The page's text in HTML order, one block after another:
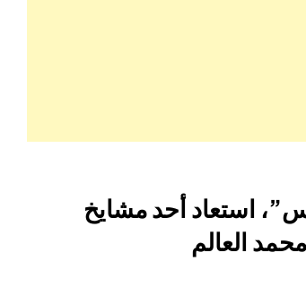
استعاد أحد مشايخ
العالم